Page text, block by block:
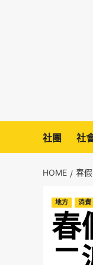
社團 社
HOME 春
地方 消費
春